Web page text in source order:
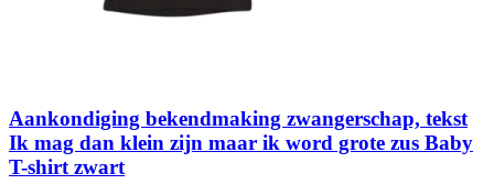
Aankondiging bekendmaking zwangerschap, tekst
Ik mag dan klein zijn maar ik word grote zus Baby
T-shirt zwart